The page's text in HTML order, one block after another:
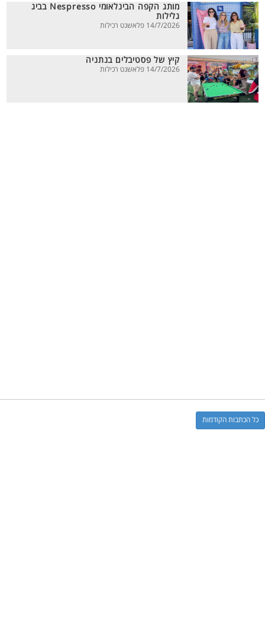
מותג הקפה הבינלאומי Nespresso בביג
גלילות
14/7/2026 פלאשנט רכילות
קיץ של פסטיבלים בנתניה
14/7/2026 פלאשנט רכילות
כל הכתבות הקודמות